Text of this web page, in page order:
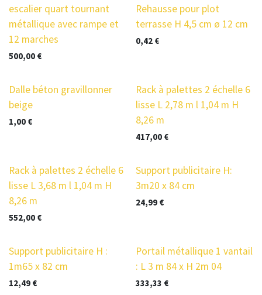
escalier quart tournant
métallique avec rampe et
12 marches
500,00 €
Rehausse pour plot
terrasse H 4,5 cm ø 12 cm
0,42€
Dalle béton gravillonner
beige
1,00 €
Rack à palettes 2 échelle 6
lisse L 2,78 m l 1,04 m H
8,26 m
417,00€
Rack à palettes 2 échelle 6
lisse L 3,68 m l 1,04 m H
8,26 m
552,00 €
Nouveau !
Support publicitaire H:
3m20 x 84 cm
24,99€
Nouveau !
Support publicitaire H :
1m65 x 82 cm
12,49 €
prix en baisse
Portail métallique 1 vantail
: L 3 m 84 x H 2m 04
333,33 €